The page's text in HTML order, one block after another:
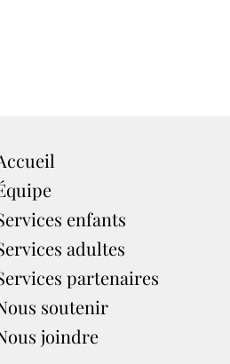
enfants
adultes
partenaires​
soutenir
joindre